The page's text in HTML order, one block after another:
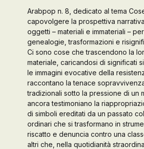
Galleria d’Arte
Contattaci
Arabpop n. 8, dedicato al tema
capovolgere la prospettiva
oggetti – materiali e immateriali –
genealogie, trasformazioni e
Ci sono cose che trascendono la
materiale, caricandosi di significati
le immagini evocative della
raccontano la tenace
tradizionali sotto la pressione di un
ancora testimoniano la
di simboli ereditati da un passato
ordinari che si trasformano in
riscatto e denuncia contro una
altri che, nella quotidianità